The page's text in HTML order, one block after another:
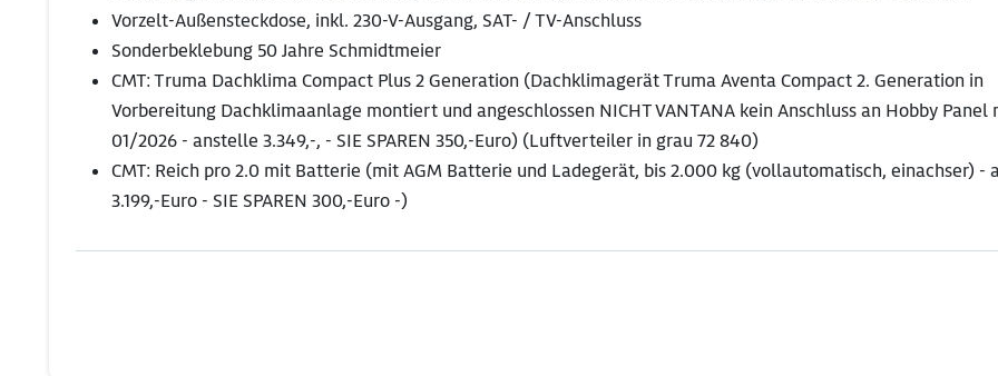
Vorzelt-Außensteckdose, inkl. 230-V-Ausgang, SAT- / TV-Anschluss
Sonderbeklebung 50 Jahre Schmidtmeier
CMT: Truma Dachklima Compact Plus 2 Generation (Dachklimagerät Truma Aventa Compact 2. Generation in
Vorbereitung Dachklimaanlage montiert und angeschlossen NICHT VANTANA kein Anschluss an Hobby Panel
01/2026 - anstelle 3.349,-, - SIE SPAREN 350,-Euro) (Luftverteiler in grau 72 840)
CMT: Reich pro 2.0 mit Batterie (mit AGM Batterie und Ladegerät, bis 2.000 kg (vollautomatisch, einachser) -
3.199,-Euro - SIE SPAREN 300,-Euro -)